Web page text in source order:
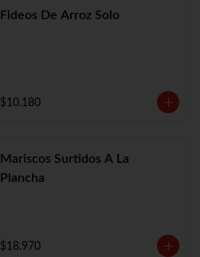
Fideos De Arroz Solo
$10.180
Mariscos Surtidos A La
Plancha
$18.970